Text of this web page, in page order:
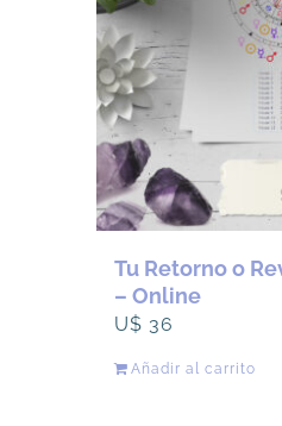
Tu Retorno o
– Online
U$ 36
Añadir al carrito